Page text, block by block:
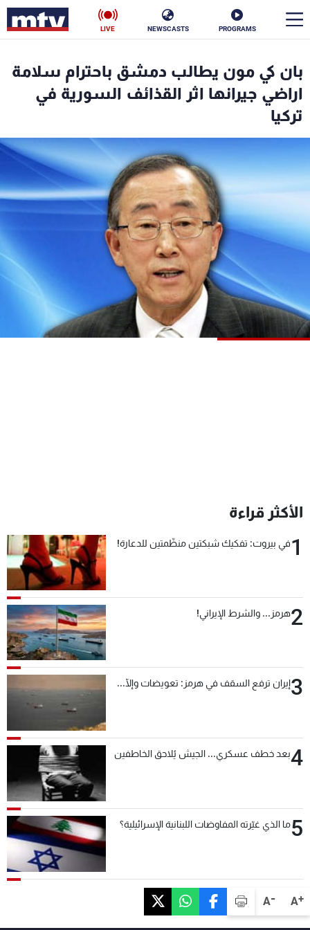
PROGRAMS
NEWSCASTS
LIVE
A+
A-
بان كي مون يطالب دمشق باحترام سلامة
اراضي جيرانها اثر القذائف السورية في
تركيا
الأكثر قراءة
1في بيروت: تفكيك شبكتين منظّمتين للدعارة!
2هرمز... والشرط الإيراني!
3إيران ترفع السقف في هرمز: تعويضات وإلّا...
4بعد خطف عسكري... الجيش يُلاحق الخاطفين
5ما الذي غيّرته المفاوضات اللبنانية الإسرائيلية؟
الأخبار
سياسة
إقتصاد فن
منوعات رياضة
كأس العالم
البرامج
جدول البرامج
شاهد البرامج
الترددات